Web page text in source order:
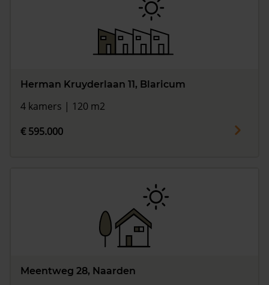
Herman Kruyderlaan 11, Blaricum
4 kamers | 120 m2
€ 595.000
Meentweg 28, Naarden